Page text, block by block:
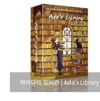
에이다의 도서관 | Ada's Library